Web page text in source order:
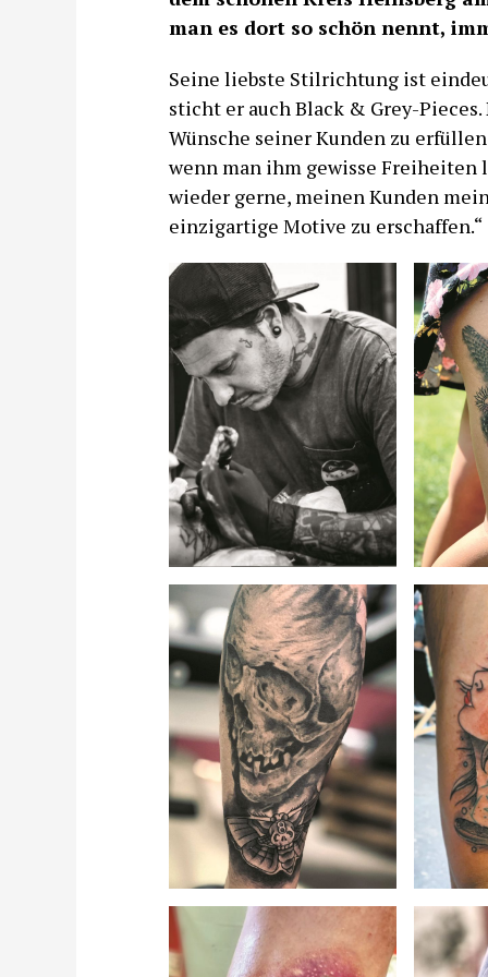
man es dort so schön nennt,
Seine liebste Stilrichtung ist
sticht er auch Black & Grey-
Wünsche seiner Kunden zu
wenn man ihm gewisse Freiheiten
wieder gerne, meinen Kunden
einzigartige Motive zu erschaffen.“